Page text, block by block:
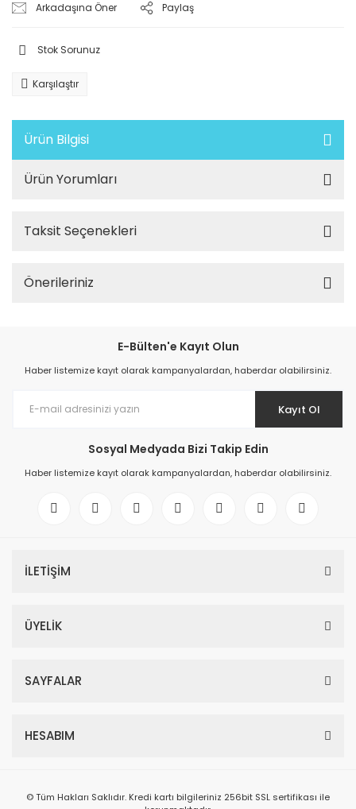
Arkadaşına Öner Paylaş
Stok Sorunuz
Karşılaştır
Ürün Bilgisi
Ürün Yorumları
Taksit Seçenekleri
Önerileriniz
E-Bülten'e Kayıt Olun
Haber listemize kayıt olarak kampanyalardan, haberdar olabilirsiniz.
Kayıt Ol
Sosyal Medyada Bizi Takip Edin
Haber listemize kayıt olarak kampanyalardan, haberdar olabilirsiniz.
İLETİŞİM
ÜYELİK
SAYFALAR
HESABIM
© Tüm Hakları Saklıdır. Kredi kartı bilgileriniz 256bit SSL sertifikası ile